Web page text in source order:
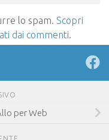
lo spam. Scopri
dai commenti.
per Web